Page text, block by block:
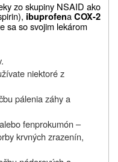
zo skupiny NSAID ako
ibuprofenaCOX-2
sa so svojim lekárom
niektoré z
pálenia záhy a
fenprokumón –
krvných zrazenín,